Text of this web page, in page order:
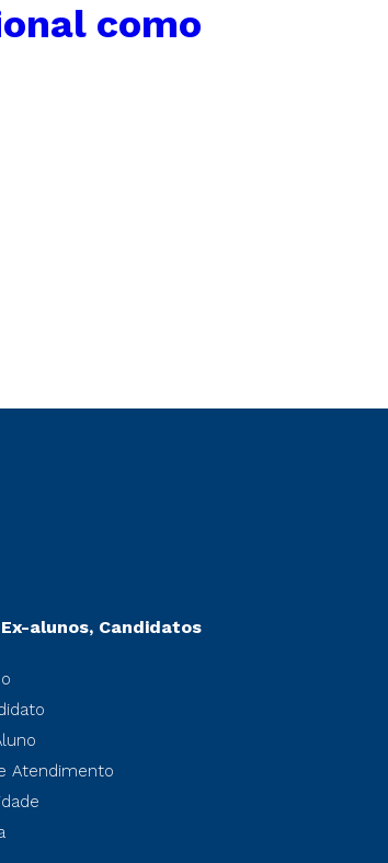
como
alunos, Candidatos
Atendimento